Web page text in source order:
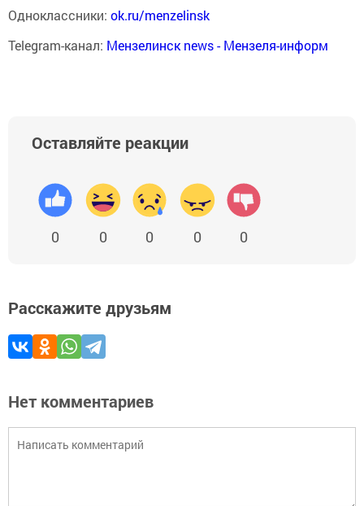
Одноклассники: ok.ru/menzelinsk
Telegram-канал: Мензелинск news - Мензеля-информ
Оставляйте реакции
0 0 0 0 0
Расскажите друзьям
Нет комментариев